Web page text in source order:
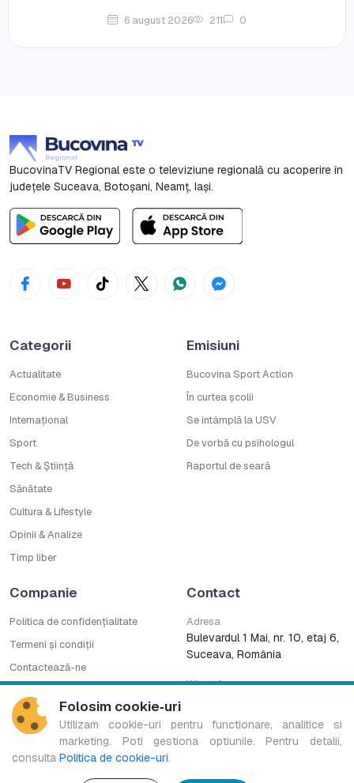
6 august 2026 211 0
BucovinaTV Regional este o televiziune regională cu acoperire în
județele Suceava, Botoşani, Neamț, Iași.
Categorii
Actualitate
Economie & Business
Internațional
Sport
Tech & Știință
Sănătate
Cultura & Lifestyle
Opinii & Analize
Timp liber
Emisiuni
Bucovina Sport Action
În curtea școlii
Se întâmplă la USV
De vorbă cu psihologul
Raportul de seară
Companie
Politica de confidențialitate
Termeni și condiții
Contactează-ne
CNA
Contact
Adresa
Bulevardul 1 Mai, nr. 10, etaj 6,
Suceava, România
WhatsApp
Bucovina TV Regional este marcă înregistrată a B.G. MEDIA S.R.L.
Folosim cookie‑uri
Utilizam cookie-uri pentru functionare, analitice si
marketing. Poti gestiona optiunile. Pentru detalii,
consulta Politica de cookie-uri.